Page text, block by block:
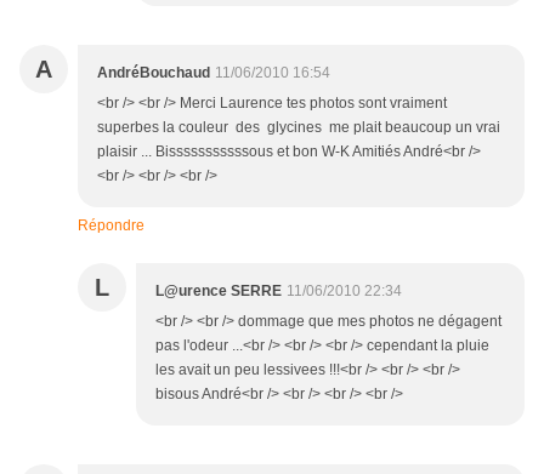
A AndréBouchaud 11/06/2010 16:54
<br /> <br /> Merci Laurence tes photos sont vraiment
superbes la couleur des glycines me plait beaucoup un vrai
plaisir ... Bisssssssssssous et bon W-K Amitiés André<br />
<br /> <br /> <br />
Répondre
L L@urence SERRE 11/06/2010 22:34
<br /> <br /> dommage que mes photos ne dégagent
pas l'odeur ...<br /> <br /> <br /> cependant la pluie
les avait un peu lessivees !!!<br /> <br /> <br />
bisous André<br /> <br /> <br /> <br />